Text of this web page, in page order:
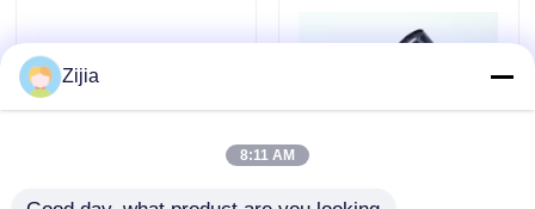
Bir teklif isteği
DC Fırçasız Motor
Zijia
8:11 AM